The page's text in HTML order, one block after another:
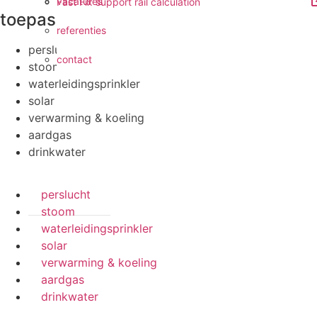
referenties
contact
toepassingen
perslucht
stoom
waterleidingsprinkler
solar
verwarming & koeling
aardgas
drinkwater
perslucht
stoom
waterleidingsprinkler
solar
verwarming & koeling
aardgas
drinkwater